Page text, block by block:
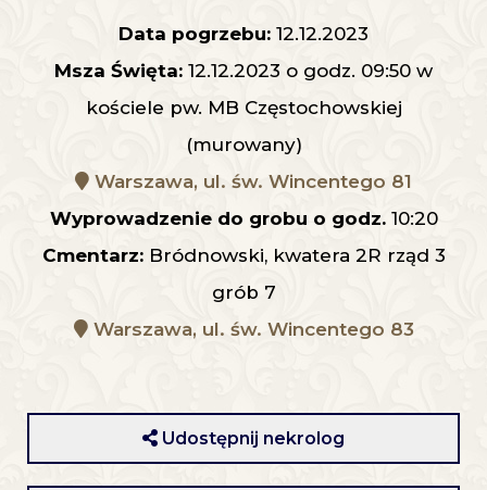
Data pogrzebu: 12.12.2023
Msza Święta: 12.12.2023 o godz. 09:50 w
kościele pw. MB Częstochowskiej
(murowany)
Warszawa, ul. św. Wincentego 81
Wyprowadzenie do grobu o godz.10:20
Cmentarz:Bródnowski, kwatera 2R rząd 3
grób 7
Warszawa, ul. św. Wincentego 83
Udostępnij nekrolog